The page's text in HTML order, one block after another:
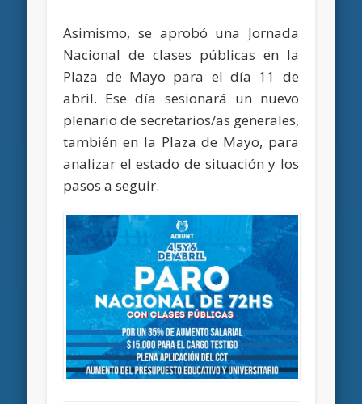
Asimismo, se aprobó una Jornada
Nacional de clases públicas en la
Plaza de Mayo para el día 11 de
abril. Ese día sesionará un nuevo
plenario de secretarios/as generales,
también en la Plaza de Mayo, para
analizar el estado de situación y los
pasos a seguir.